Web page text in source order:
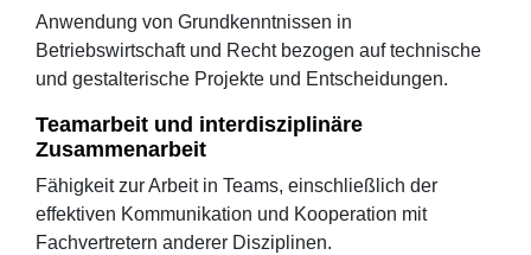
Anwendung von Grundkenntnissen in
Betriebswirtschaft und Recht bezogen auf technische
und gestalterische Projekte und Entscheidungen.
Teamarbeit und interdisziplinäre
Zusammenarbeit
Fähigkeit zur Arbeit in Teams, einschließlich der
effektiven Kommunikation und Kooperation mit
Fachvertretern anderer Disziplinen.